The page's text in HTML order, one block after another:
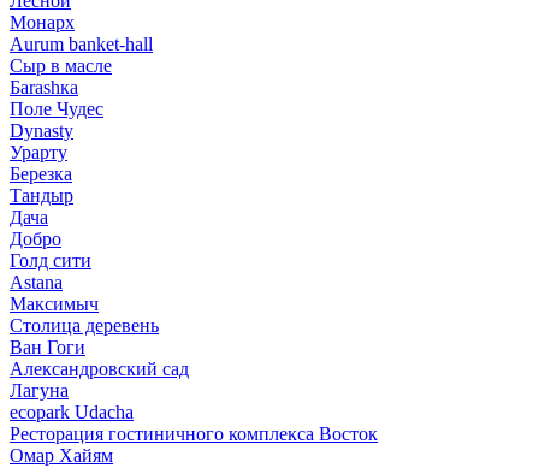
Монарх
Aurum banket-hall
Сыр в масле
Баrаshка
Поле Чудес
Dynasty
Урарту
Березка
Тандыр
Дача
Добро
Голд сити
Astana
Максимыч
Столица деревень
Ван Гоги
Александровский сад
Лагуна
ecopark Udacha
Ресторация гостиничного комплекса Восток
Омар Хайям